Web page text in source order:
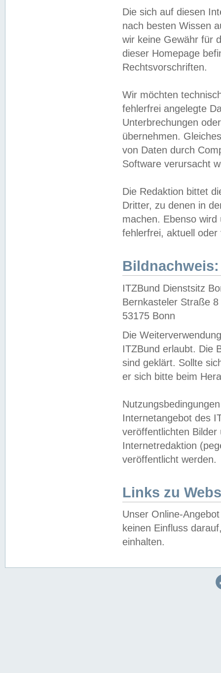
Die sich auf diesen
nach besten Wissen
wir keine Gewähr für
dieser Homepage
Rechtsvorschriften.
Wir möchten
fehlerfrei angelegte
Unterbrechungen
übernehmen.
von Daten durch
Software verursacht
Die Redaktion bittet
Dritter, zu denen in
machen. Ebenso
fehlerfrei, aktuell oder
Bildnachweis:
ITZBund Dienstsitz
Bernkasteler Straße 8
53175 Bonn
Die
ITZBund erlaubt. Die
sind geklärt. Sollte
er sich bitte beim
Internetangebot des
veröffentlichten
Internetredaktion
veröffentlicht werden.
Links zu
Unser Online-
keinen Einfluss
einhalten.